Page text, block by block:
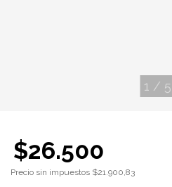
1 / 5
$26.500
Precio sin impuestos $21.900,83